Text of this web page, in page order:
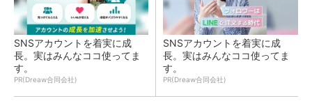
SNSアカウントを着実に成
長。実はみんなココ使ってま
す。
PR(Dreaw合同会社)
SNSアカウントを着実に成
長。実はみんなココ使ってま
す。
PR(Dreaw合同会社)